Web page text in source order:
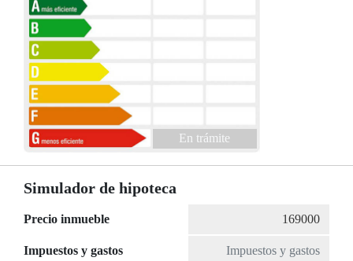
En trámite
Simulador de hipoteca
Precio inmueble
Impuestos y gastos